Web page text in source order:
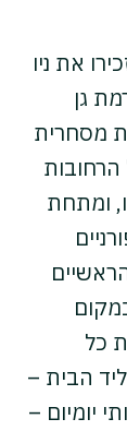
את ניו
גן
מסחרית
ומתחת
כל
הבית –
יומיום –